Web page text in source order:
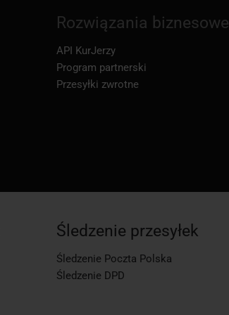
Rozwiązania biznesowe
API KurJerzy
Program partnerski
Przesyłki zwrotne
Śledzenie przesyłek
Śledzenie Poczta Polska
Śledzenie DPD